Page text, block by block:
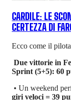
CARDILE: LE
CERTEZZA DI
Ecco come il
Due vittorie in
Sprint (5+5): 60
• Un weekend
giri veloci = 39